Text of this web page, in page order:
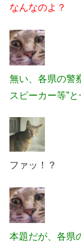
なんなのよ？
無い、各県の警
スピーカー等”
ファッ！？
本題だが、各県